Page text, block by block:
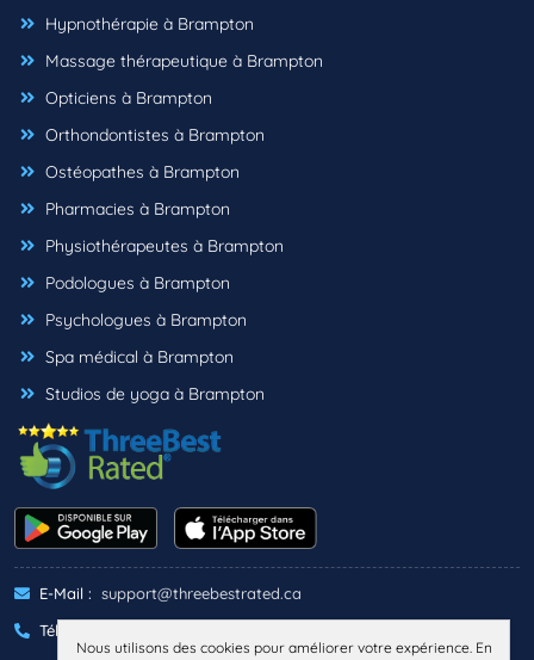
Hypnothérapie à Brampton
Massage thérapeutique à Brampton
Opticiens à Brampton
Orthondontistes à Brampton
Ostéopathes à Brampton
Pharmacies à Brampton
Physiothérapeutes à Brampton
Podologues à Brampton
Psychologues à Brampton
Spa médical à Brampton
Studios de yoga à Brampton
E-Mail : support@threebestrated.ca
Téléphone :
Nous utilisons des cookies pour améliorer votre expérience. En